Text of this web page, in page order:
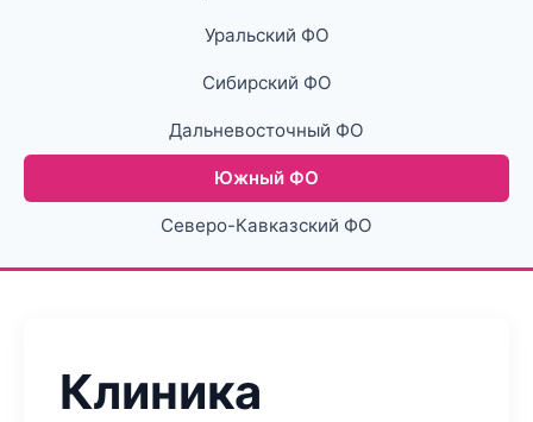
Уральский ФО
Сибирский ФО
Дальневосточный ФО
Южный ФО
Северо-Кавказский ФО
Клиника